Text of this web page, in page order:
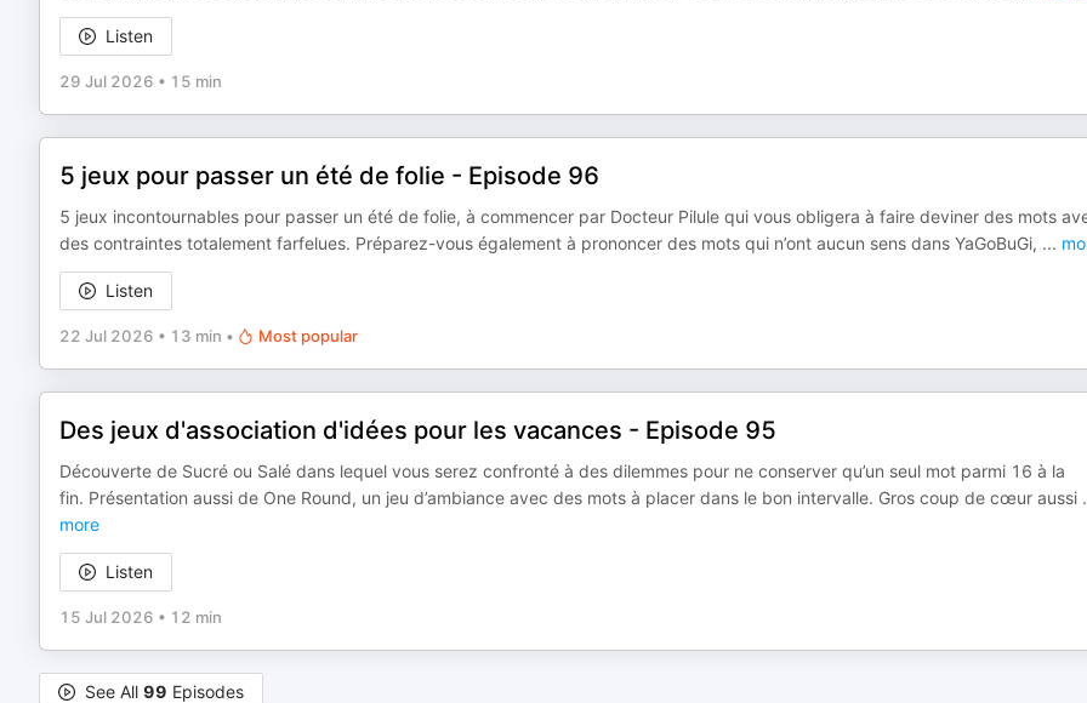
Listen
29 Jul 2026 • 15 min
5 jeux pour passer un été de folie - Episode 96
5 jeux incontournables pour passer un été de folie, à commencer par Docteur Pilule qui vous obligera à faire deviner des mots
des contraintes totalement farfelues. Préparez-vous également à prononcer des mots qui n’ont aucun sens dans YaGoBuGi, ...
Listen
22 Jul 2026 • 13 min • Most popular
Des jeux d'association d'idées pour les vacances - Episode 95
Découverte de Sucré ou Salé dans lequel vous serez confronté à des dilemmes pour ne conserver qu’un seul mot parmi 16 à la
fin. Présentation aussi de One Round, un jeu d’ambiance avec des mots à placer dans le bon intervalle. Gros coup de cœur aussi
more
Listen
15 Jul 2026 • 12 min
See All 99 Episodes